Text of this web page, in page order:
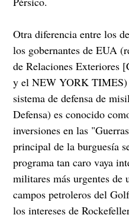
Otra diferencia entre los
los gobernantes de EUA
de Relaciones Exteriores
y el NEW YORK TIMES)
sistema de defensa de
Defensa) es conocido
inversiones en las
principal de la burguesía
programa tan caro vaya
militares más urgentes de
campos petroleros del
los intereses de